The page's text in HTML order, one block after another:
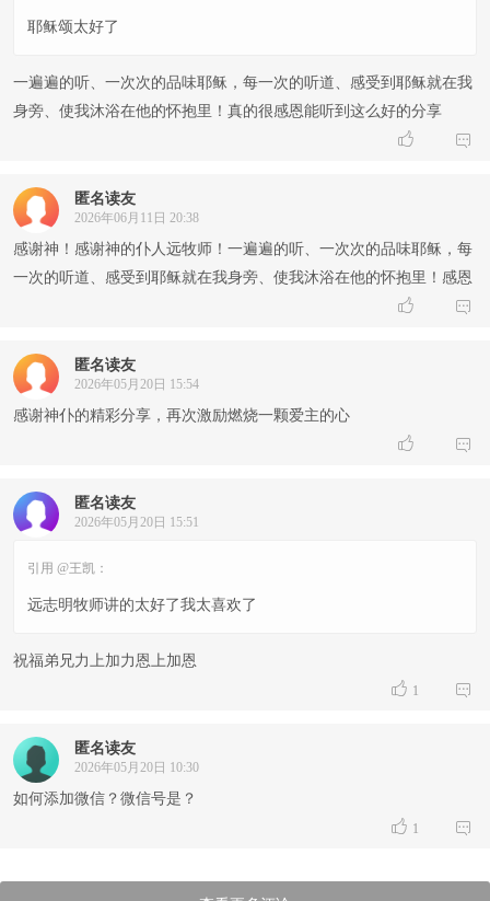
耶稣颂太好了
一遍遍的听、一次次的品味耶稣，每一次的听道、感受到耶稣就在我
身旁、使我沐浴在他的怀抱里！真的很感恩能听到这么好的分享
 
匿名读友
2026年06月11日 20:38
感谢神！感谢神的仆人远牧师！一遍遍的听、一次次的品味耶稣，每
一次的听道、感受到耶稣就在我身旁、使我沐浴在他的怀抱里！感恩
 
匿名读友
2026年05月20日 15:54
感谢神仆的精彩分享，再次激励燃烧一颗爱主的心
 
匿名读友
2026年05月20日 15:51
引用 @王凯：
远志明牧师讲的太好了我太喜欢了
祝福弟兄力上加力恩上加恩
 1 
匿名读友
2026年05月20日 10:30
如何添加微信？微信号是？
 1 